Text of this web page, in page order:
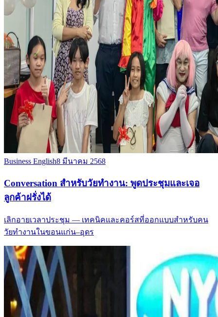
Business English8 มีนาคม 2568
Conversation สำหรับวัยทำงาน: พูดประชุมและเจอ
ลูกค้าฝรั่งได้
เลิกอายเวลาประชุม — เทคนิคและคอร์สที่ออกแบบสำหรับคน
วัยทำงานในขอนแก่น–อุดร